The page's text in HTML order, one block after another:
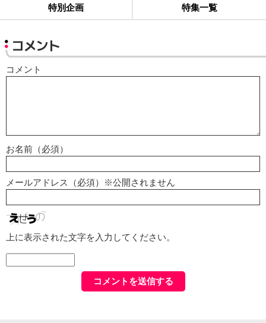
特別企画 特集一覧
コメント
コメント
お名前（必須）
メールアドレス（必須）※公開されません
上に表示された文字を入力してください。